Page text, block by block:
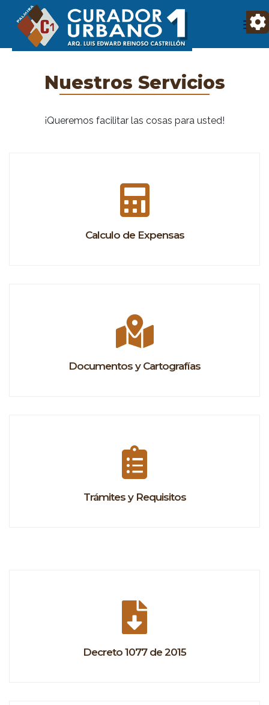
Nuestros Servicios
¡Queremos facilitar las cosas para usted!
Calculo de Expensas
Documentos y Cartografías
Trámites y Requisitos
Decreto 1077 de 2015